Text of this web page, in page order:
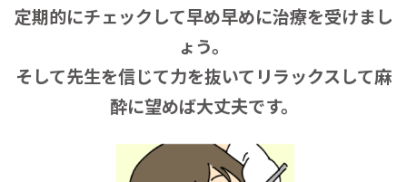
定期的にチェックして早め早めに治療を受けまし
ょう。
そして先生を信じて力を抜いてリラックスして麻
酔に望めば大丈夫です。